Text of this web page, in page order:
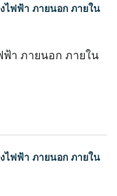
ไฟฟ้า ภายนอก ภายใน
ฟ้า ภายนอก ภายใน
ไฟฟ้า ภายนอก ภายใน